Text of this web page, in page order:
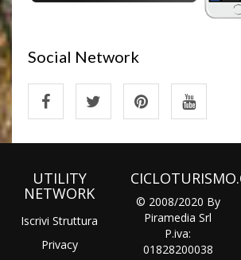
Social Network
UTILITY
NETWORK
Iscrivi Struttura
Privacy
© 2008/2020 By
Piramedia Srl
P.iva:
01828200038